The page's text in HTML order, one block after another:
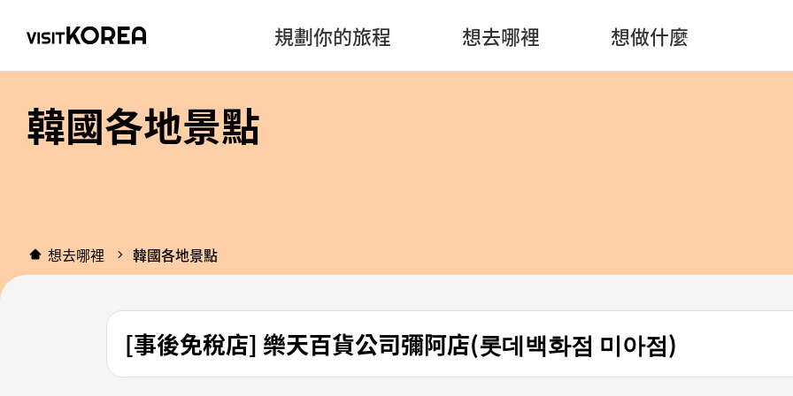
規劃你的旅程 想去哪裡 想做什麼
韓國各地景點
想去哪裡 韓國各地景點
[事後免稅店] 樂天百貨公司彌阿店(롯데백화점 미아점)